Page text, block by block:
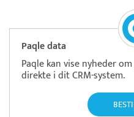
Paqle data
Paqle kan vise nyheder
direkte i dit CRM-system.